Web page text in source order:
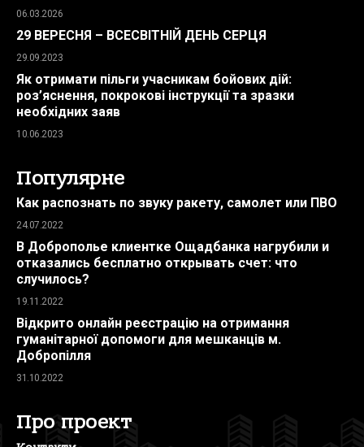
06.03.2026
29 ВЕРЕСНЯ – ВСЕСВІТНІЙ ДЕНЬ СЕРЦЯ
29.09.2023
Як отримати пільги учасникам бойових дій:
роз’яснення, покрокові інструкції та зразки
необхідних заяв
10.06.2023
Популярне
Как распознать по звуку ракету, самолет или ПВО
24.07.2022
В Доброполье клиентке Ощадбанка нагрубили и
отказались бесплатно открывать счет: что
случилось?
19.11.2022
Відкрито онлайн реєстрацію на отримання
гуманітарної допомоги для мешканців м.
Добропілля
31.10.2022
Про проект